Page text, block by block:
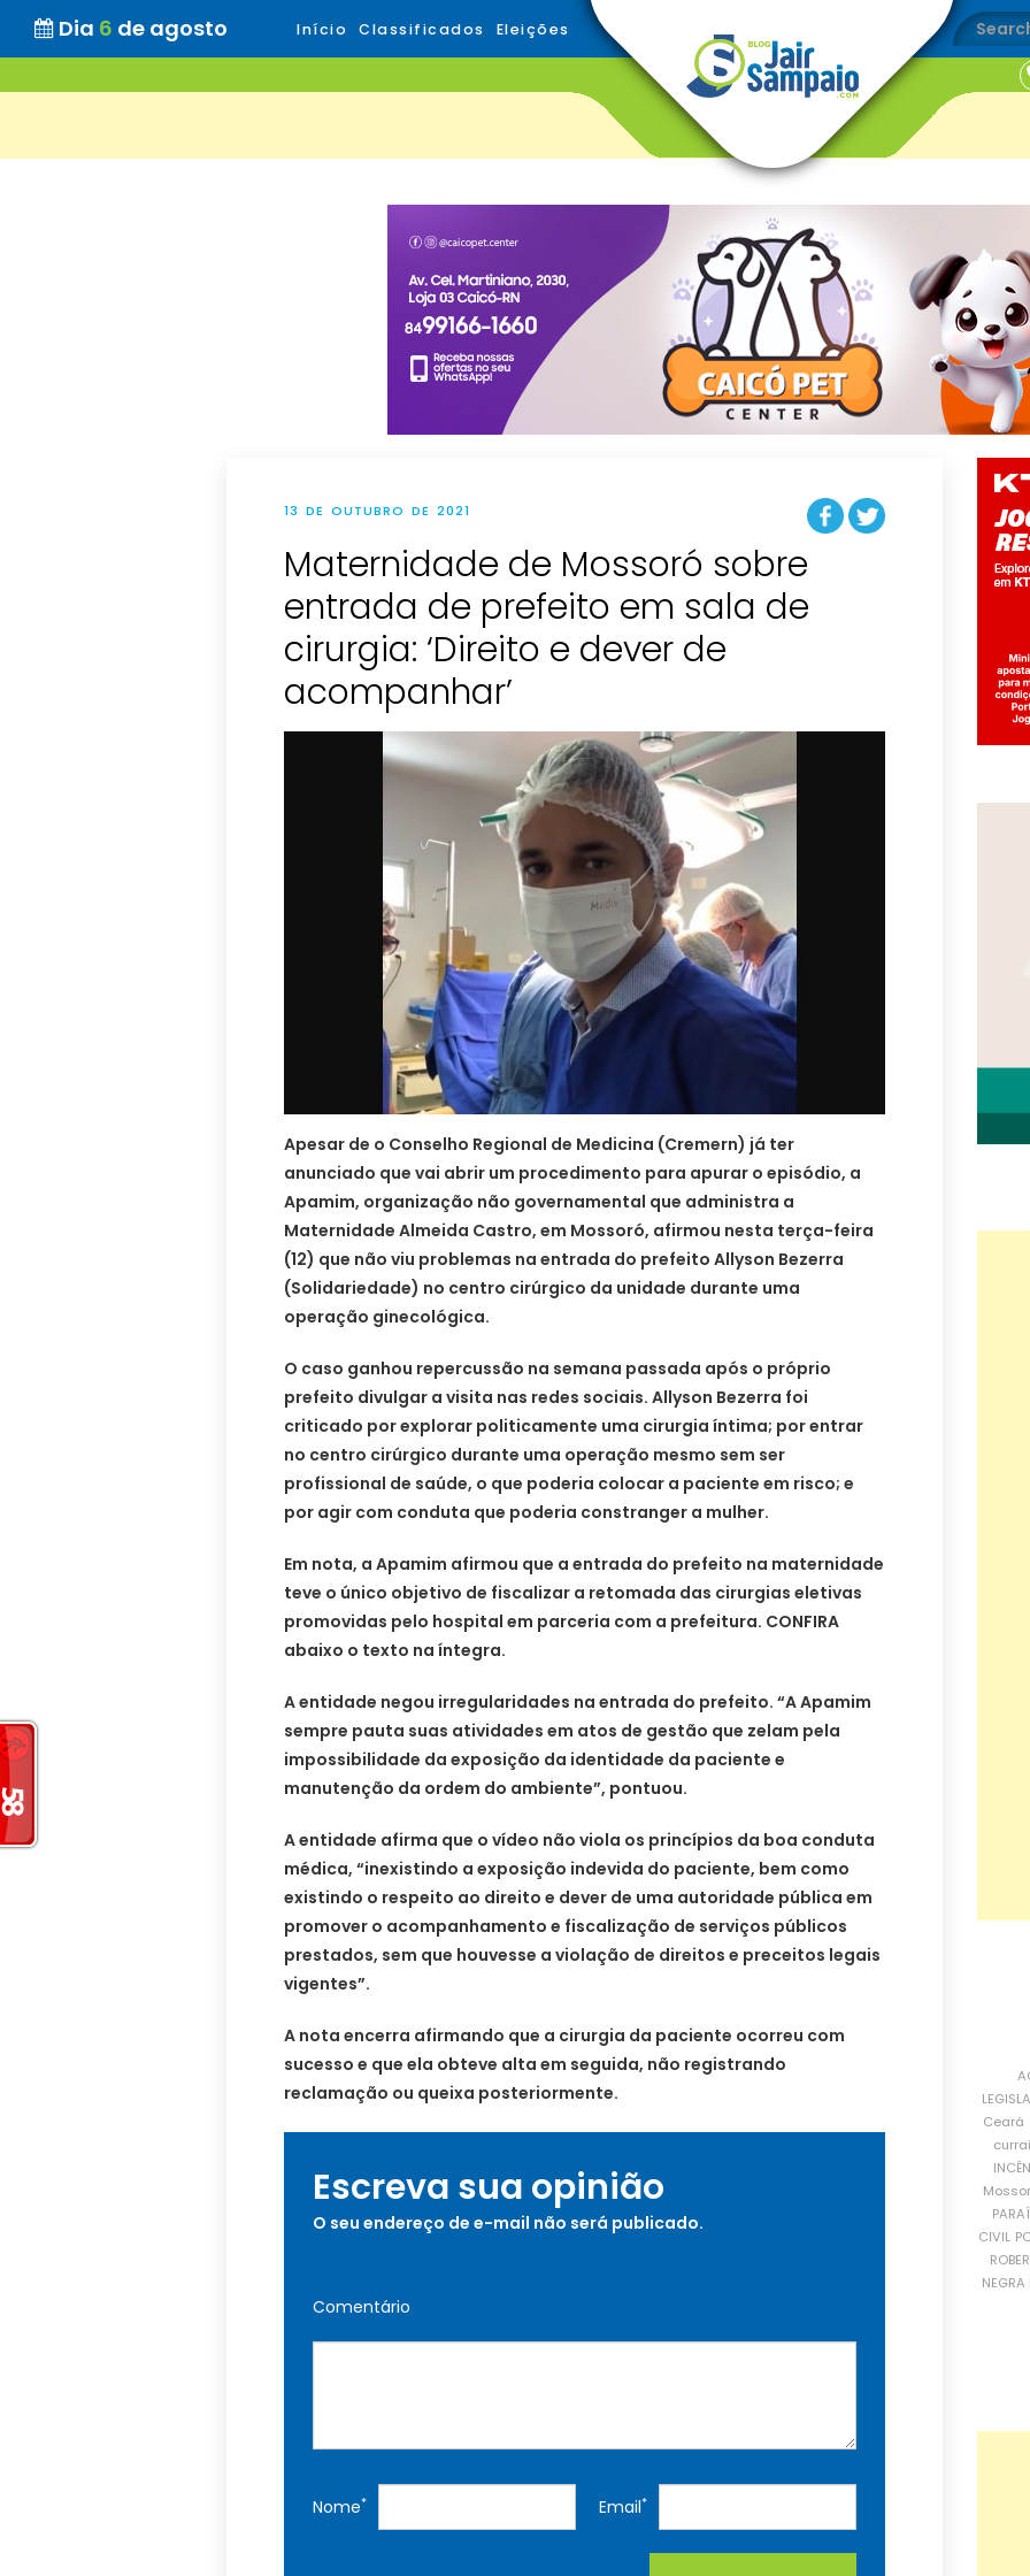
Dia 6 de agosto Início Classificados Eleições
13 DE OUTUBRO DE 2021
Maternidade de Mossoró sobre
entrada de prefeito em sala de
cirurgia: ‘Direito e dever de
acompanhar’
Apesar de o Conselho Regional de Medicina (Cremern) já ter
anunciado que vai abrir um procedimento para apurar o episódio, a
Apamim, organização não governamental que administra a
Maternidade Almeida Castro, em Mossoró, afirmou nesta terça-feira
(12) que não viu problemas na entrada do prefeito Allyson Bezerra
(Solidariedade) no centro cirúrgico da unidade durante uma
operação ginecológica.
O caso ganhou repercussão na semana passada após o próprio
prefeito divulgar a visita nas redes sociais. Allyson Bezerra foi
criticado por explorar politicamente uma cirurgia íntima; por entrar
no centro cirúrgico durante uma operação mesmo sem ser
profissional de saúde, o que poderia colocar a paciente em risco; e
por agir com conduta que poderia constranger a mulher.
Em nota, a Apamim afirmou que a entrada do prefeito na maternidade
teve o único objetivo de fiscalizar a retomada das cirurgias eletivas
promovidas pelo hospital em parceria com a prefeitura. CONFIRA
abaixo o texto na íntegra.
A entidade negou irregularidades na entrada do prefeito. “A Apamim
sempre pauta suas atividades em atos de gestão que zelam pela
impossibilidade da exposição da identidade da paciente e
manutenção da ordem do ambiente”, pontuou.
A entidade afirma que o vídeo não viola os princípios da boa conduta
médica, “inexistindo a exposição indevida do paciente, bem como
existindo o respeito ao direito e dever de uma autoridade pública em
promover o acompanhamento e fiscalização de serviços públicos
prestados, sem que houvesse a violação de direitos e preceitos legais
vigentes”.
A nota encerra afirmando que a cirurgia da paciente ocorreu com
sucesso e que ela obteve alta em seguida, não registrando
reclamação ou queixa posteriormente.
Escreva sua opinião
O seu endereço de e-mail não será publicado.
Comentário
Nome* Email*
Ceará
CIVIL
NEGRA